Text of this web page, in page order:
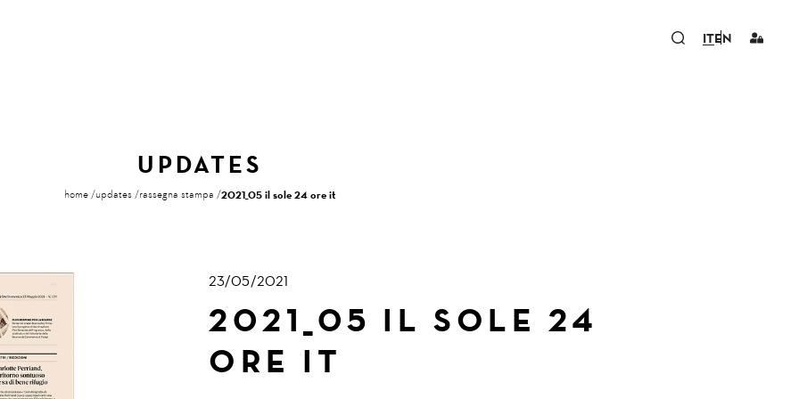
ITEN
UPDATES
home updates rassegna stampa 2021_05 il sole 24 ore it
23/05/2021
2021_05 IL SOLE 24
ORE IT